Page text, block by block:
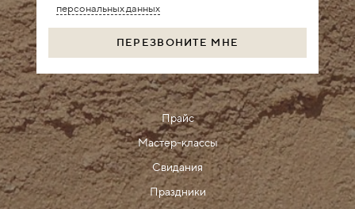
персональных данных
ПЕРЕЗВОНИТЕ МНЕ
Прайс
Мастер-классы
Свидания
Праздники